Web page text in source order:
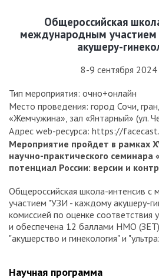
Общероссийская
международным
акушеру-
8-9 сентября 2024
Тип мероприятия: очно+онлайн
Место проведения: город Сочи,
«Жемчужина», зал «Янтарный» (ул.
Адрес web-ресурса: https://
Мероприятие пройдет в рамках
научно-практического семинара
потенциал России: версии и
Общероссийская школа-интенсив
участием "УЗИ - каждому акушеру-
комиссией по оценке соответствия
и обеспечена 12 баллами НМО
"акушерство и гинекология" и
Научная программа